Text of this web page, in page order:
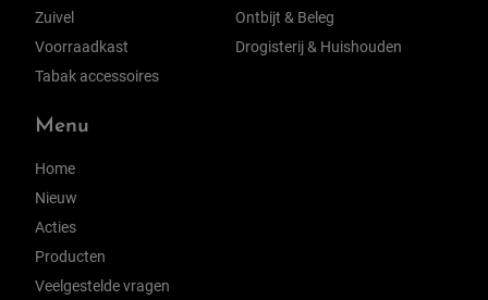
Zuivel
Voorraadkast
Tabak accessoires
Ontbijt & Beleg
Drogisterij & Huishouden
Menu
Home
Nieuw
Acties
Producten
Veelgestelde vragen